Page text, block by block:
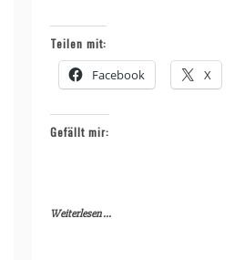
Teilen mit:
Facebook X
Gefällt mir:
Weiterlesen ...